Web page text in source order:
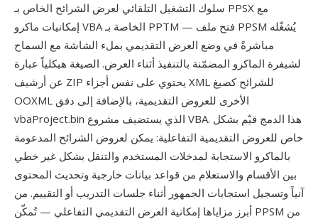
سلوك التشغيل التلقائي لعرض الشرائح الخاص بـ PPSX مع
إمكانيات ماكرو VBA الخاصة بـ PPTM — فتح ملف PPSM يُشغّله
مباشرةً في وضع العرض التقديمي بملء الشاشة مع السماح
لشيفرة الماكرو المضمّنة بالتنفيذ أثناء العرض. الصيغة هيكلياً عبارة
عن أرشيف ZIP يحتوي على نفس أجزاء XML للشرائح كصيغ
OOXML الأخرى للعروض التقديمية، بالإضافة إلى دفق
vbaProject.bin الذي يستضيف مشروع VBA. هذا الدمج قيّم بشكل
خاص للعروض التقديمية التفاعلية: يمكن لعروض الشرائح المدعومة
بالماكرو الاستجابة لمدخلات المستخدم والتنقل بشكل غير خطي
بين الأقسام والاستعلام من قواعد بيانات خارجية وتحديث المحتوى
آنياً وتسجيل استجابات الجمهور أثناء جلسات التدريب أو التقييم. من
أبرز مزاياها إمكانية العرض التقديمي التفاعلي — تُمكّن PPSM من